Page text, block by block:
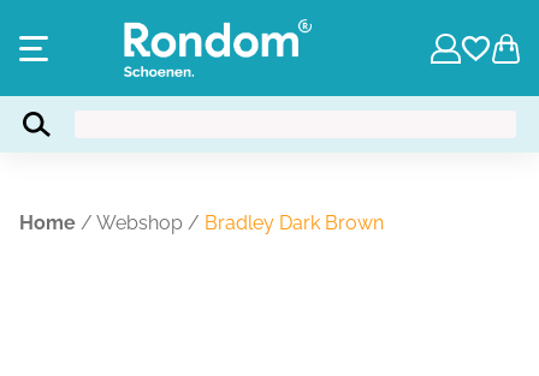
Home / Webshop / Bradley Dark Brown